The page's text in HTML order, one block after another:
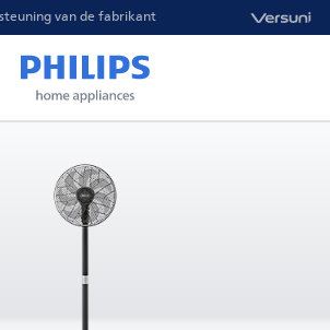
van de fabrikant